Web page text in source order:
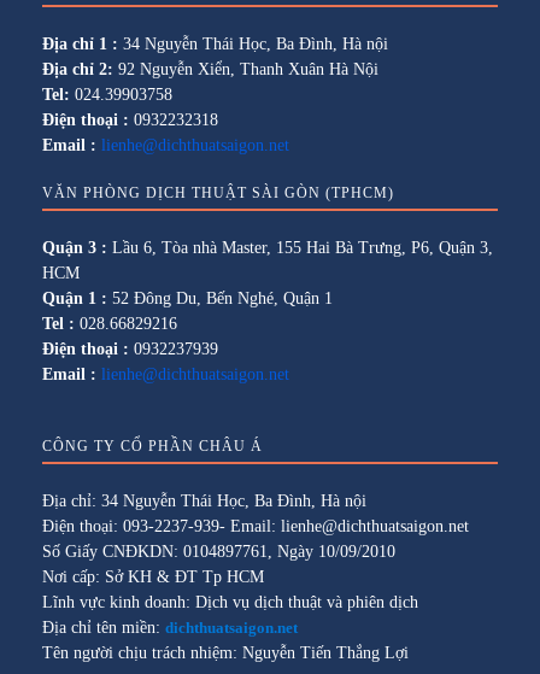
Địa chỉ 1 : 34 Nguyễn Thái Học, Ba Đình, Hà nội
Địa chỉ 2: 92 Nguyễn Xiển, Thanh Xuân Hà Nội
Tel: 024.39903758
Điện thoại : 0932232318
Email : lienhe@dichthuatsaigon.net
VĂN PHÒNG DỊCH THUẬT SÀI GÒN (TPHCM)
Quận 3 : Lầu 6, Tòa nhà Master, 155 Hai Bà Trưng, P6, Quận 3,
HCM
Quận 1 : 52 Đông Du, Bến Nghé, Quận 1
Tel : 028.66829216
Điện thoại : 0932237939
Email : lienhe@dichthuatsaigon.net
CÔNG TY CỔ PHẦN CHÂU Á
Địa chỉ: 34 Nguyễn Thái Học, Ba Đình, Hà nội
Điện thoại: 093-2237-939- Email: lienhe@dichthuatsaigon.net
Số Giấy CNĐKDN: 0104897761, Ngày 10/09/2010
Nơi cấp: Sở KH & ĐT Tp HCM
Lĩnh vực kinh doanh: Dịch vụ dịch thuật và phiên dịch
Địa chỉ tên miền: dichthuatsaigon.net
Tên người chịu trách nhiệm: Nguyễn Tiến Thắng Lợi